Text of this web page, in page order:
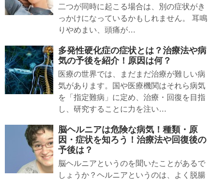
二つが同時に起こる場合は、別の症状がき
っかけになっているかもしれません。 耳鳴
りやめまい、頭痛が…
多発性硬化症の症状とは？治療法や病
気の予後を紹介！原因は何？
医療の世界では、まだまだ治療が難しい病
気があります。国や医療機関はそれら病気
を「指定難病」に定め、治療・回復を目指
し、研究することに力を注い…
脳ヘルニアは危険な病気！種類・原
因・症状を知ろう！治療法や回復後の
予後は？
脳ヘルニアというのを聞いたことがあるで
しょうか？ヘルニアというのは、よく脱腸